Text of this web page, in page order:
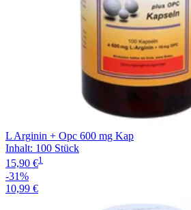
L Arginin + Opc 600 mg Kap
Inhalt: 100 Stück
15,90 €1
-31%
10,99 €